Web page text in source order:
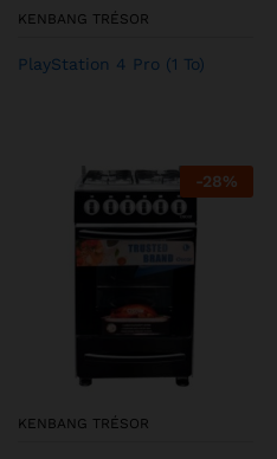
KENBANG TRÉSOR
PlayStation 4 Pro (1 To)
-28%
KENBANG TRÉSOR